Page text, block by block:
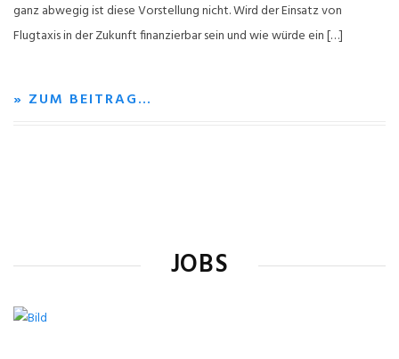
ganz abwegig ist diese Vorstellung nicht. Wird der Einsatz von
Flugtaxis in der Zukunft finanzierbar sein und wie würde ein […]
» ZUM BEITRAG…
JOBS